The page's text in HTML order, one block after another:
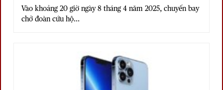
Vào khoảng 20 giờ ngày 8 tháng 4 năm 2025, chuyến bay
chở đoàn cứu hộ...